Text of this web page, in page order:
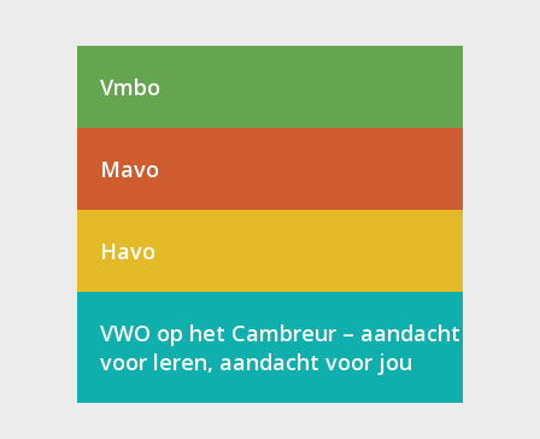
Vmbo
Mavo
Havo
VWO op het Cambreur – aandacht
voor leren, aandacht voor jou